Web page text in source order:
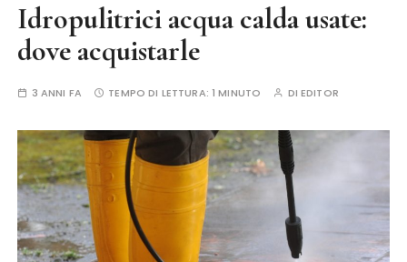
Idropulitrici acqua calda usate:
dove acquistarle
3 ANNI FA TEMPO DI LETTURA:1 MINUTO DI EDITOR